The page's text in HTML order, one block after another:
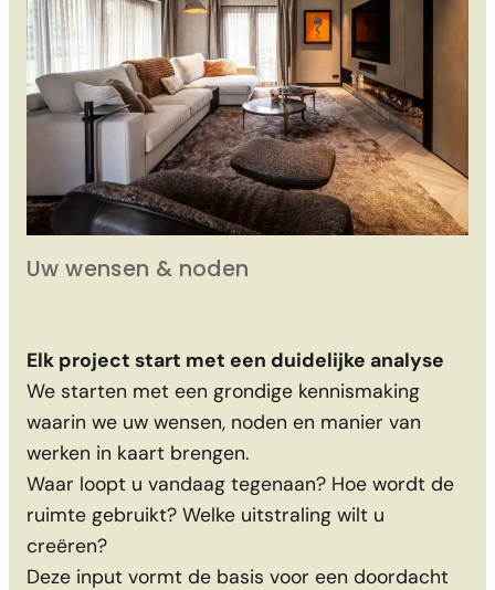
Uw wensen & noden
Elk project start met een duidelijke analyse
We starten met een grondige kennismaking
waarin we uw wensen, noden en manier van
werken in kaart brengen.
Waar loopt u vandaag tegenaan? Hoe wordt de
ruimte gebruikt? Welke uitstraling wilt u
creëren?
Deze input vormt de basis voor een doordacht